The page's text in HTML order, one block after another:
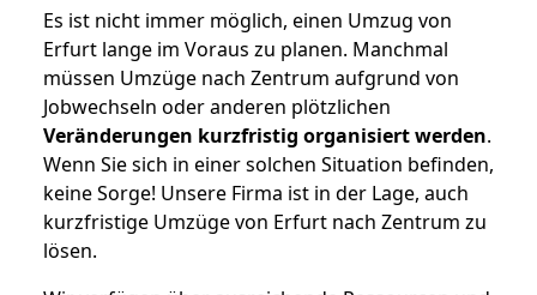
Es ist nicht immer möglich, einen Umzug von
Erfurt lange im Voraus zu planen. Manchmal
müssen Umzüge nach Zentrum aufgrund von
Jobwechseln oder anderen plötzlichen
Veränderungen kurzfristig organisiert werden.
Wenn Sie sich in einer solchen Situation befinden,
keine Sorge! Unsere Firma ist in der Lage, auch
kurzfristige Umzüge von Erfurt nach Zentrum zu
lösen.